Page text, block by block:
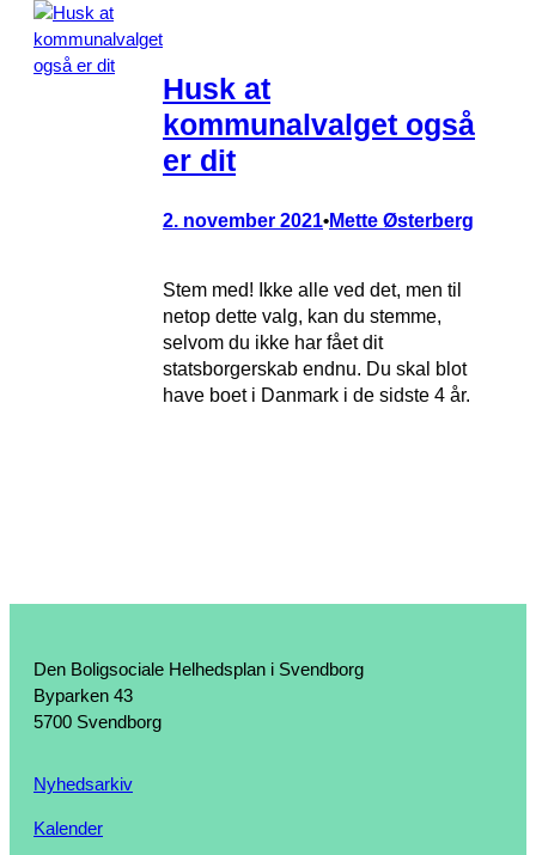
Husk at
kommunalvalget også
er dit
2. november 2021•Mette Østerberg
Stem med! Ikke alle ved det, men til
netop dette valg, kan du stemme,
selvom du ikke har fået dit
statsborgerskab endnu. Du skal blot
have boet i Danmark i de sidste 4 år.
Den Boligsociale Helhedsplan i Svendborg
Byparken 43
5700 Svendborg
Nyhedsarkiv
Kalender